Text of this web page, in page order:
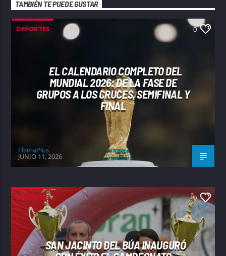
TAMBIÉN TE PUEDE GUSTAR
DEPORTES 0
EL CALENDARIO COMPLETO DEL
MUNDIAL 2026: DE LA FASE DE
GRUPOS A LOS CRUCES, SEMIFINAL Y
FINAL
FlamaPlus
JUNIO 11, 2026
DEPORTES 0
SAN JACINTO DEL BÚA INAUGURÓ